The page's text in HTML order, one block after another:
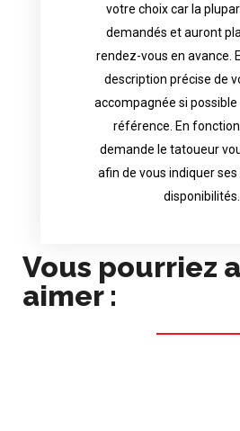
votre choix car la
demandés et auront
rendez-vous en avance.
description précise de
accompagnée si possible
référence. En
demande le tatoueur
afin de vous indiquer
disponibilités.
Contact directly the
choice because most
appointments in
accurate description of
possible attached with
images. Depending your
tattoo artist will answer
Vous pourriez
aimer :